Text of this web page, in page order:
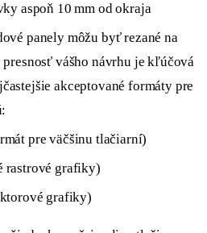
aspoň 10 mm od okraja
panely môžu byť rezané na
presnosť vášho návrhu je kľúčová
akceptované formáty pre
pre väčšinu tlačiarní)
rastrové grafiky)
grafiky)